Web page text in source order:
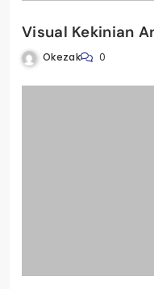
Visual Kekinian
Okezak 0